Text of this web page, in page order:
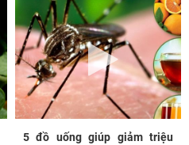
5 đồ uống giúp giảm triệu